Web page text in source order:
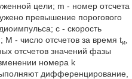
цели; m - номер отсчета
превышение порогового
с - скорость
М - число отсчетов за время tи,
отсчетов значений фазы
номера k
дифференцирование,